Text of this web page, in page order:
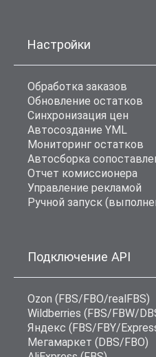
Настройки
Обработка заказов
Обновление остатков
Синхронизация цен
Автосоздание YML
Мониторинг остатков
Автосборка
Отчет комиссионера
Управление рекламой
Ручной запуск
Подключение API
Ozon (FBS/FBO/realFBS)
Wildberries (FBS/FBW/
Яндекс (FBS/FBY/
Мегамаркет (DBS/FBO)